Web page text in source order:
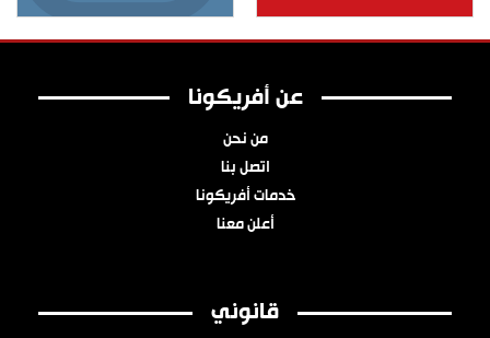
عن أفريكونا
من نحن
اتصل بنا
خدمات أفريكونا
أعلن معنا
قانوني